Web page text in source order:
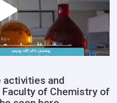
and
of Chemistry of